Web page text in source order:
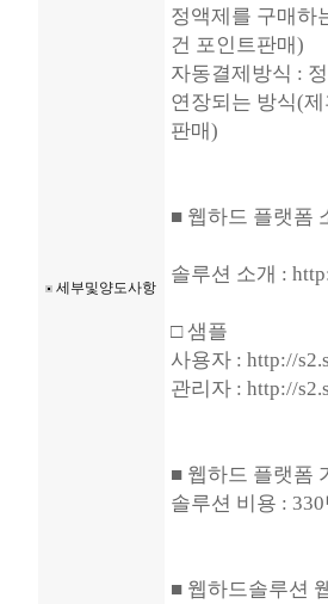
세부및양도사항
정액제를 구매하
건 포인트판매)
자동결제방식 :
연장되는 방식(
판매)
■ 웹하드 플랫폼
솔루션 소개 :
□ 샘플
사용자 : http://
관리자 : http://
■ 웹하드 플랫폼
솔루션 비용 :
■ 웹하드솔루션